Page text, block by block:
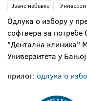
Јавне набавке
Oдлука о избору у
софтвера за потребе
"Дентална клиника"
Универзитета у
прилог: одлука о